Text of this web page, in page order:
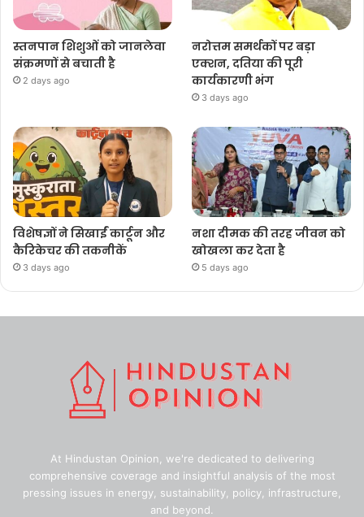
स्तनपान शिशुओं को जानलेवा
संक्रमणों से बचाती है
2 days ago
नरोत्तम समर्थकों पर बड़ा
एक्शन, दतिया की पूरी
कार्यकारणी भंग
3 days ago
विशेषज्ञों ने सिखाईं कार्टून और
कैरिकेचर की तकनीकें
3 days ago
नशा दीमक की तरह जीवन को
खोखला कर देता है
5 days ago
At Hindustan Opinion, we're dedicated to delivering
comprehensive coverage and insightful analysis of the most
pressing issues in energy, sustainability, policy, infrastructure,
and beyond.